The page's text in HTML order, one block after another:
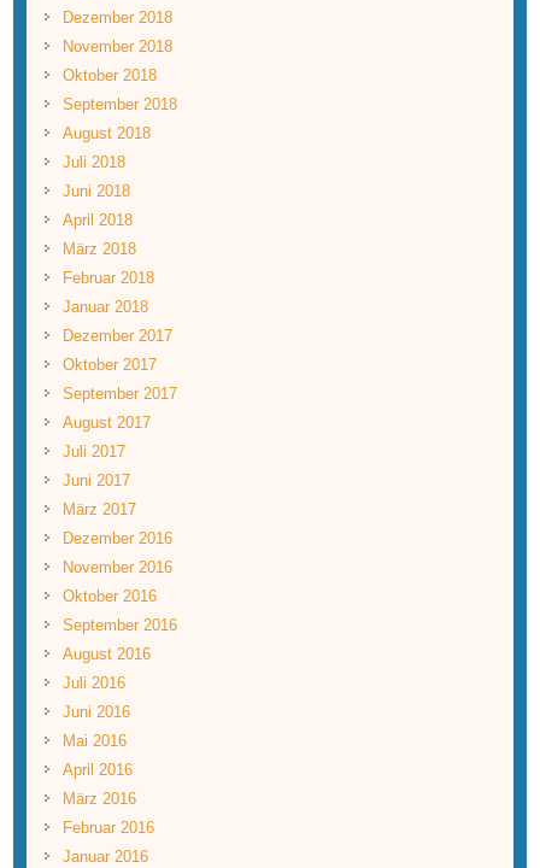
Dezember 2018
November 2018
Oktober 2018
September 2018
August 2018
Juli 2018
Juni 2018
April 2018
März 2018
Februar 2018
Januar 2018
Dezember 2017
Oktober 2017
September 2017
August 2017
Juli 2017
Juni 2017
März 2017
Dezember 2016
November 2016
Oktober 2016
September 2016
August 2016
Juli 2016
Juni 2016
Mai 2016
April 2016
März 2016
Februar 2016
Januar 2016